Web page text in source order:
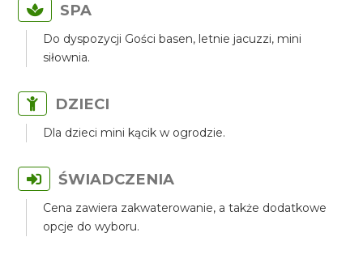
SPA
Do dyspozycji Gości basen, letnie jacuzzi, mini
siłownia.
DZIECI
Dla dzieci mini kącik w ogrodzie.
ŚWIADCZENIA
Cena zawiera zakwaterowanie, a także dodatkowe
opcje do wyboru.